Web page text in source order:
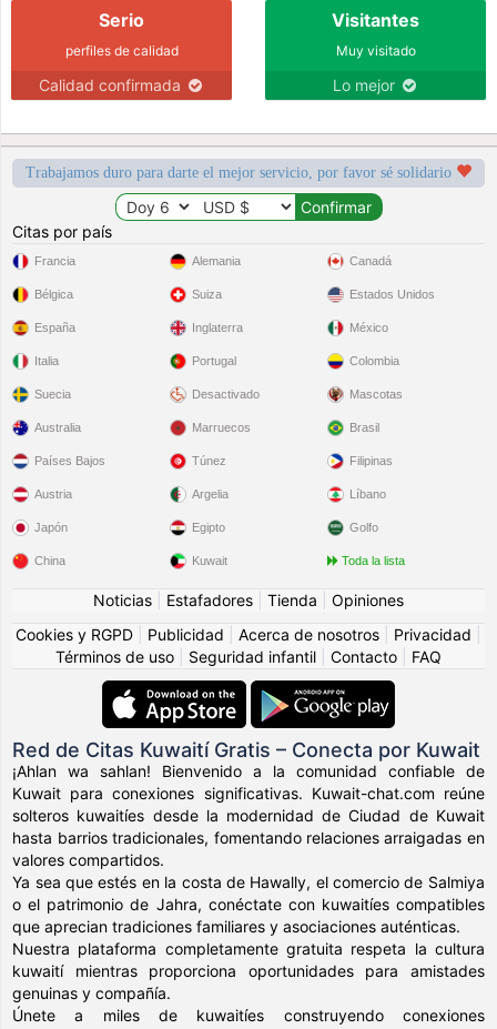
Serio
perfiles de calidad
Calidad confirmada
Visitantes
Muy visitado
Lo mejor
Trabajamos duro para darte el mejor servicio, por favor sé solidario
Citas por país
Francia
Bélgica
España
Italia
Suecia
Alemania
Suiza
Inglaterra
Portugal
Desactivado
Canadá
Estados Unidos
México
Colombia
Mascotas
Australia
Países Bajos
Austria
Japón
China
Marruecos
Túnez
Argelia
Egipto
Kuwait
Brasil
Filipinas
Líbano
Golfo
Toda la lista
Noticias Estafadores Tienda
Opiniones
Cookies y RGPD
Publicidad Acerca de nosotros Privacidad
Términos de uso
Seguridad infantil Contacto FAQ
Red de Citas Kuwaití Gratis – Conecta por Kuwait
¡Ahlan wa sahlan! Bienvenido a la comunidad confiable de
Kuwait para conexiones significativas. Kuwait-chat.com reúne
solteros kuwaitíes desde la modernidad de Ciudad de Kuwait
hasta barrios tradicionales, fomentando relaciones arraigadas en
valores compartidos.
Ya sea que estés en la costa de Hawally, el comercio de Salmiya
o el patrimonio de Jahra, conéctate con kuwaitíes compatibles
que aprecian tradiciones familiares y asociaciones auténticas.
Nuestra plataforma completamente gratuita respeta la cultura
kuwaití mientras proporciona oportunidades para amistades
genuinas y compañía.
Únete a miles de kuwaitíes construyendo conexiones